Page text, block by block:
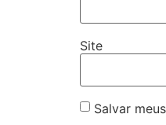
Site
Salvar